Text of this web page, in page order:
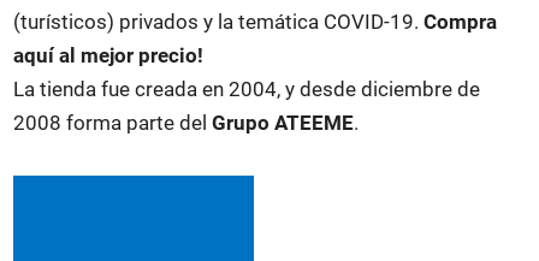
(turísticos) privados y la temática COVID-19.Compra
aquí al mejor precio!
La tienda fue creada en 2004, y desde diciembre de
2008 forma parte delGrupo ATEEME.